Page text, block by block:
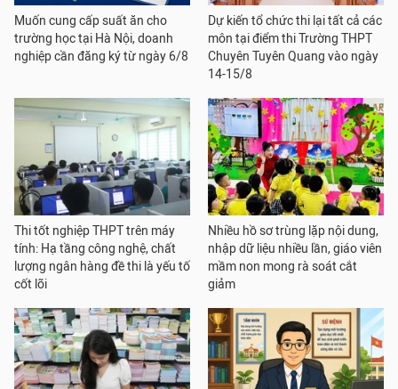
Muốn cung cấp suất ăn cho
trường học tại Hà Nội, doanh
nghiệp cần đăng ký từ ngày 6/8
Dự kiến tổ chức thi lại tất cả các
môn tại điểm thi Trường THPT
Chuyên Tuyên Quang vào ngày
14-15/8
Thi tốt nghiệp THPT trên máy
tính: Hạ tầng công nghệ, chất
lượng ngân hàng đề thi là yếu tố
cốt lõi
Nhiều hồ sơ trùng lặp nội dung,
nhập dữ liệu nhiều lần, giáo viên
mầm non mong rà soát cắt
giảm